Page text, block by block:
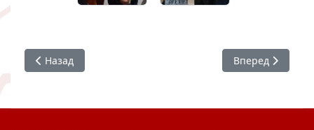
Предыдущий: #ХГИК Неделя психологии
Назад Следующий:
Вперед